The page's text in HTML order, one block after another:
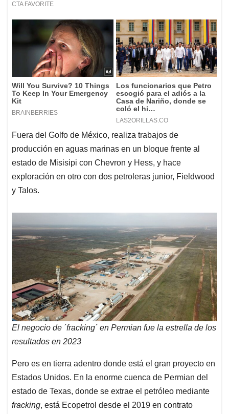
Fuera del Golfo de México, realiza trabajos de
producción en aguas marinas en un bloque frente al
estado de Misisipi con Chevron y Hess, y hace
exploración en otro con dos petroleras junior, Fieldwood
y Talos.
El negocio de ´fracking´ en Permian fue la estrella de los
resultados en 2023
Pero es en tierra adentro donde está el gran proyecto en
Estados Unidos. En la enorme cuenca de Permian del
estado de Texas, donde se extrae el petróleo mediante
fracking, está Ecopetrol desde el 2019 en contrato